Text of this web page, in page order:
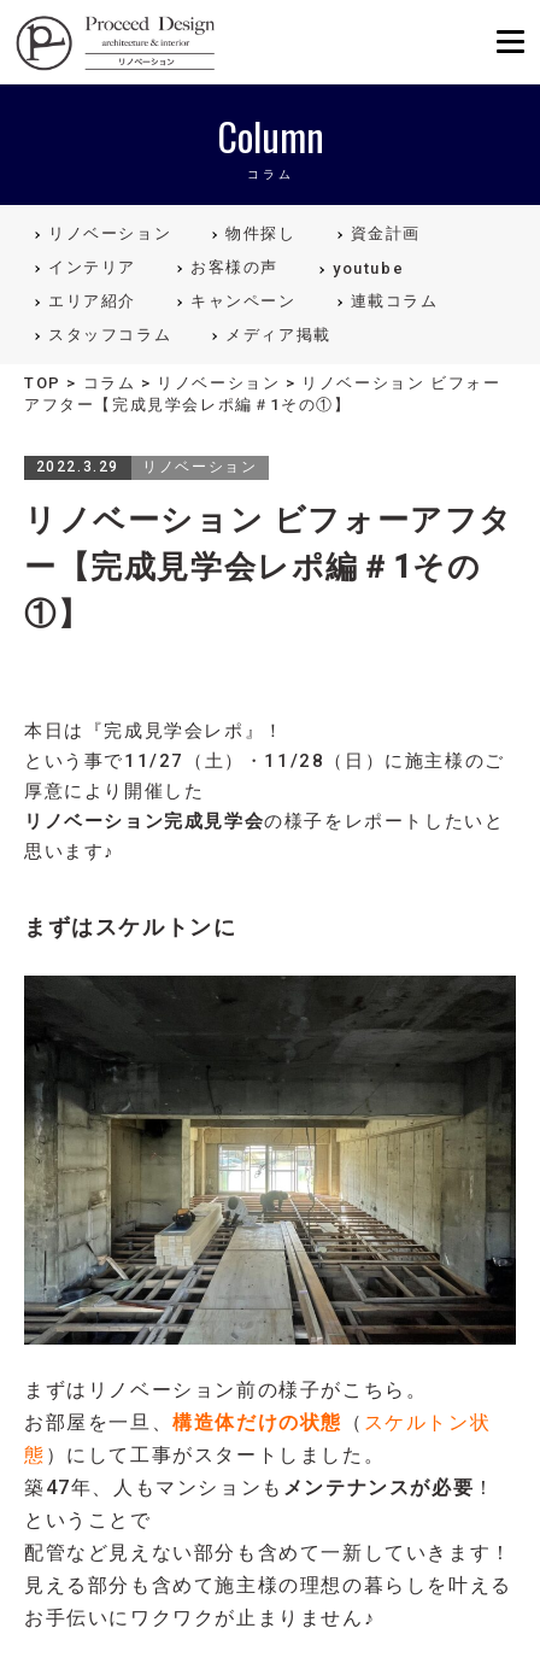
Column
コラム
リノベーション 物件探し
資金計画
インテリア
お客様の声
youtube
エリア紹介
キャンペーン
連載コラム
スタッフコラム
メディア掲載
TOP > コラム > リノベーション > リノベーション ビフォー
アフター【完成見学会レポ編＃1その①】
2022.3.29 リノベーション
リノベーション ビフォーアフタ
ー【完成見学会レポ編＃1その
①】
本日は『完成見学会レポ』！
という事で11/27（土）・11/28（日）に施主様のご
厚意により開催した
リノベーション完成見学会の様子をレポートしたいと
思います♪
まずはスケルトンに
まずはリノベーション前の様子がこちら。
お部屋を一旦、構造体だけの状態 （ スケルトン状
態 ）にして工事がスタートしました。
築47年、人もマンションも メンテナンスが必要 ！
ということで
配管など見えない部分も含めて一新していきます！
見える部分も含めて施主様の理想の暮らしを叶える
お手伝いにワクワクが止まりません♪